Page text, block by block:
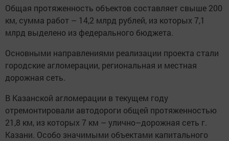
Общая протяженность объектов составляет свыше 200
км, сумма работ – 14,2 млрд рублей, из которых 7,1
млрд выделено из федерального бюджета.
Основными направлениями реализации проекта стали
городские агломерации, региональная и местная
дорожная сеть.
В Казанской агломерации в текущем году
отремонтировали автодороги общей протяженностью
21,8 км, из которых 7 км – улично–дорожная сеть г.
Казани. Особо значимыми объектами капитального